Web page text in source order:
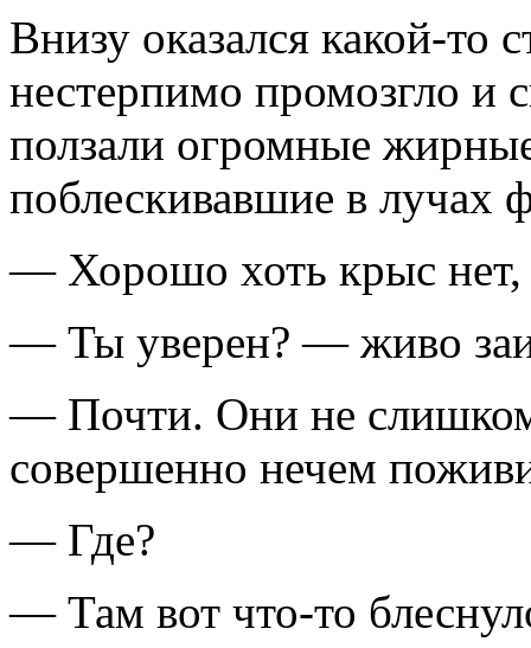
Внизу оказался какой-то
нестерпимо промозгло и
ползали огромные
поблескивавшие в лучах
— Хорошо хоть крыс
— Ты уверен? — живо
— Почти. Они не
совершенно нечем
— Где?
— Там вот что-то